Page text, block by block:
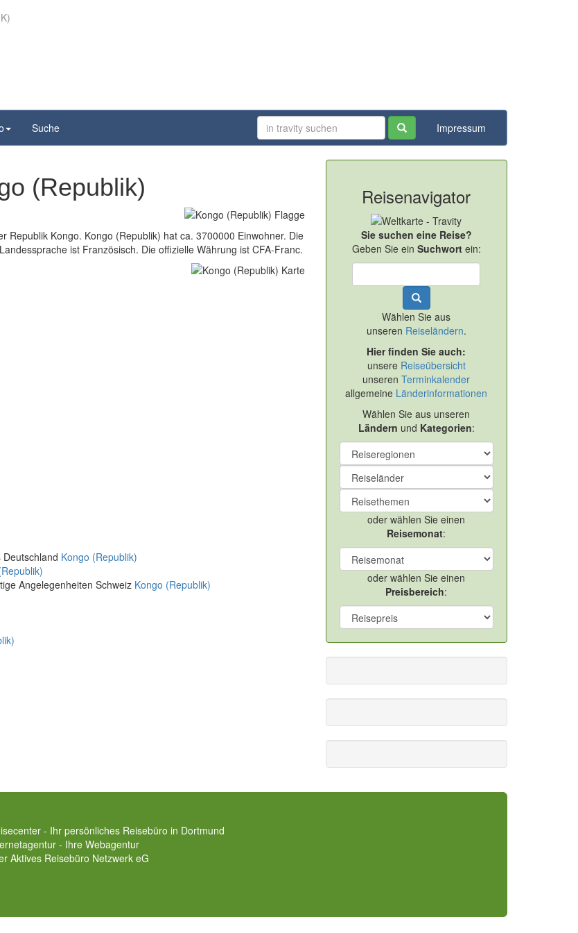
Suche Impressum
(Republik)
Kongo. Kongo (Republik) hat ca. 3700000 Einwohner. Die
ist Französisch. Die offizielle Währung ist CFA-Franc.
Kongo (Republik)
Angelegenheiten Schweiz Kongo (Republik)
Reisenavigator
Sie suchen eine Reise?
Geben Sie ein Suchwortein:
Wählen Sie aus
unseren Reiseländern.
Hier finden Sie auch:
unsere Reiseübersicht
unserenTerminkalender
allgemeine Länderinformationen
Wählen Sie aus unseren
Ländern und Kategorien:
oder wählen Sie einen
Reisemonat:
oder wählen Sie einen
Preisbereich:
- Ihr persönliches Reisebüro in Dortmund
- Ihre Webagentur
Aktives Reisebüro Netzwerk eG